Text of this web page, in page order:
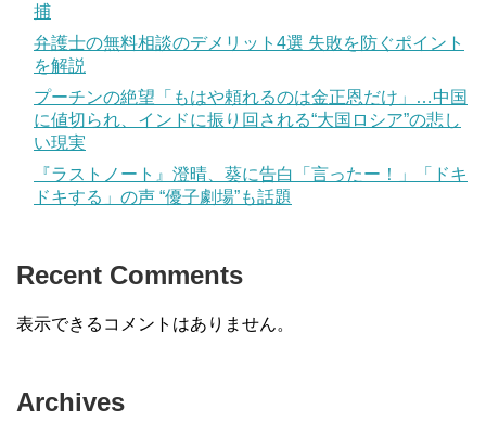
捕
弁護士の無料相談のデメリット4選 失敗を防ぐポイント
を解説
プーチンの絶望「もはや頼れるのは金正恩だけ」…中国
に値切られ、インドに振り回される“大国ロシア”の悲し
い現実
『ラストノート』澄晴、葵に告白「言ったー！」「ドキ
ドキする」の声 “優子劇場”も話題
Recent Comments
表示できるコメントはありません。
Archives